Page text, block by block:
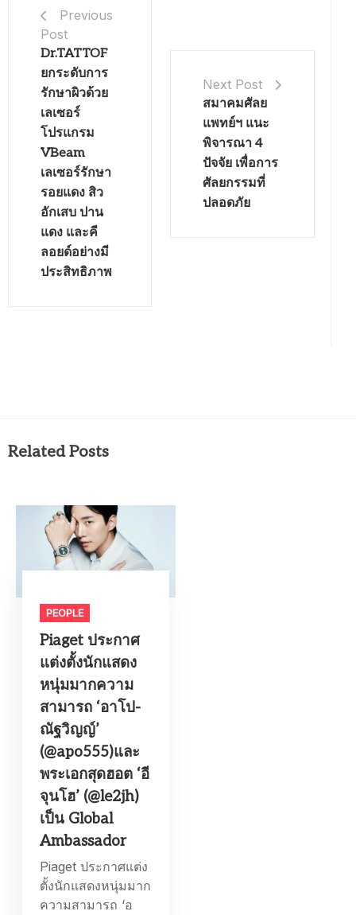
Previous
Post
Dr.TATTOF
ยกระดับการ
รักษาผิวด้วย
เลเซอร์
โปรแกรม
VBeam
เลเซอร์รักษา
รอยแดง สิว
อักเสบ ปาน
แดง และคี
ลอยด์อย่างมี
ประสิทธิภาพ
Next Post
สมาคมศัลย
แพทย์ฯ แนะ
พิจารณา 4
ปัจจัย เพื่อการ
ศัลยกรรมที่
ปลอดภัย
Related Posts
PEOPLE
Piaget ประกาศ
แต่งตั้งนักแสดง
หนุ่มมากความ
สามารถ ‘อาโป-
ณัฐวิญญ์’
(@apo555)และ
พระเอกสุดฮอต ‘อี
จุนโฮ’ (@le2jh)
เป็น Global
Ambassador
Piaget ประกาศแต่ง
ตั้งนักแสดงหนุ่มมาก
ความสามารถ ‘อ